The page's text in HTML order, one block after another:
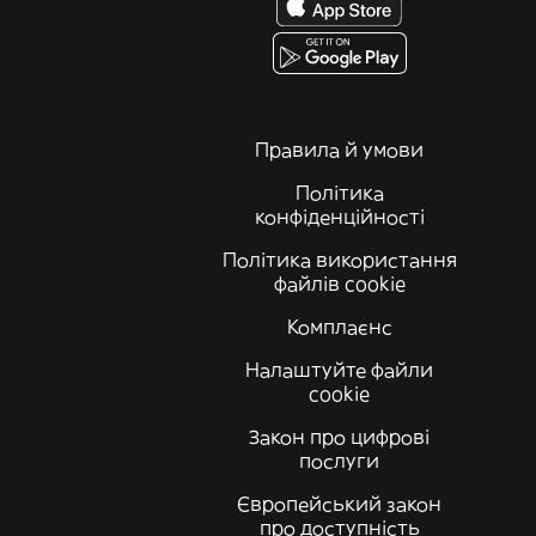
Правила й умови
Політика
конфіденційності
Політика використання
файлів cookie
Комплаєнс
Налаштуйте файли
cookie
Закон про цифрові
послуги
Європейський закон
про доступність